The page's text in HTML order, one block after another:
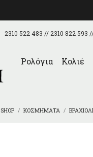
2310 522 483 // 2310 822 593
Ρολόγια Κολιέ
SHOP ΚΟΣΜΉΜΑΤΑ